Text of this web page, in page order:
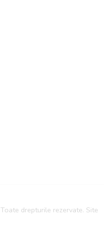
Toate drepturile rezervate. Site